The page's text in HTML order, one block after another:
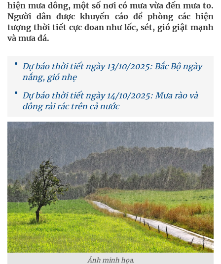
hiện mưa dông, một số nơi có mưa vừa đến mưa to.
Người dân được khuyến cáo đề phòng các hiện
tượng thời tiết cực đoan như lốc, sét, gió giật mạnh
và mưa đá.
Dự báo thời tiết ngày 13/10/2025: Bắc Bộ ngày
nắng, gió nhẹ
Dự báo thời tiết ngày 14/10/2025: Mưa rào và
dông rải rác trên cả nước
Ảnh minh họa.